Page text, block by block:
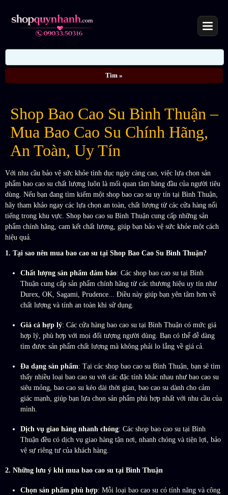
Shop Bao Cao Su Bình Thuận –
Mua Bao Cao Su Chính Hãng,
An Toàn, Uy Tín
Với nhu cầu bảo vệ sức khỏe tình dục ngày càng cao, việc lựa chọn sản
phẩm bao cao su chất lượng luôn là mối quan tâm hàng đầu của người tiêu
dùng. Nếu bạn đang tìm kiếm một shop bao cao su uy tín tại Bình Thuận,
hãy tham khảo ngay các lựa chọn an toàn, chất lượng từ các cửa hàng nổi
tiếng trong khu vực. Shop bao cao su Bình Thuận cung cấp những sản
phẩm chính hãng, cam kết chất lượng, giúp bạn bảo vệ sức khỏe một cách
hiệu quả.
1. Tại sao nên mua bao cao su tại Shop Bao Cao Su Bình Thuận?
Chất lượng sản phẩm đảm bảo: Các shop bao cao su tại Bình
Thuận cung cấp sản phẩm chính hãng từ các thương hiệu uy tín như
Durex, OK, Sagami, Prudence... Điều này giúp bạn yên tâm hơn về
chất lượng và tính an toàn khi sử dụng.
Giá cả hợp lý: Các cửa hàng bao cao su tại Bình Thuận có mức giá
hợp lý, phù hợp với mọi đối tượng người dùng. Bạn có thể dễ dàng
tìm được sản phẩm chất lượng mà không phải lo lắng về giá cả.
Đa dạng sản phẩm: Tại các shop bao cao su Bình Thuận, bạn sẽ tìm
thấy nhiều loại bao cao su với các đặc tính khác nhau như bao cao su
siêu mỏng, bao cao su kéo dài thời gian, bao cao su dành cho cảm
giác mạnh, giúp bạn lựa chọn sản phẩm phù hợp nhất với nhu cầu của
mình.
Dịch vụ giao hàng nhanh chóng: Các shop bao cao su tại Bình
Thuận đều có dịch vụ giao hàng tận nơi, nhanh chóng và tiện lợi, bảo
vệ sự riêng tư của khách hàng.
2. Những lưu ý khi mua bao cao su tại Bình Thuận
Chọn sản phẩm phù hợp: Mỗi loại bao cao su có tính năng và công